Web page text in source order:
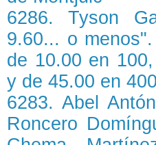
6286. Tyson
9.60... o
de 10.00 en
y de 45.00 en 400
6283. Abel
Roncero